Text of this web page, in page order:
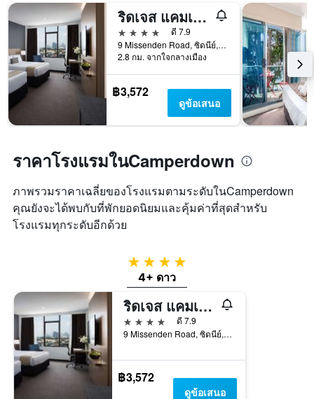
1
แกน
แสดง
ราคา
เฉลี่ย
ของ
ห้อง
พัก
ช่วง
สัปดาห์
นี้
พบ
ใน
ช่วง
จำนวน
วัน
ก่อน
การ
เข้า
พัก
แผนภูมิ
มี
Y
แกน
แแส
ราคา
เฉลี่ย
ของ
ริดเจส แคมเปอร์ดาวน์
4 ดาว
ดี 7.9
9 Missenden Road, ซิดนีย์, NSW, ออสเตรเลีย
2.8 กม. จากใจกลางเมือง
฿3,572
ดูข้อเสนอ
ราคาโรงแรมในCamperdown
ภาพรวมราคาเฉลี่ยของโรงแรมตามระดับในCamperdown
คุณยังจะได้พบกับที่พักยอดนิยมและคุ้มค่าที่สุดสำหรับ
โรงแรมทุกระดับอีกด้วย
4 ดาว
4+ ดาว
ริดเจส แคมเปอร์ดาวน์
4 ดาว
ดี 7.9
9 Missenden Road, ซิดนีย์, NSW, ออสเตรเลีย
฿3,572
ดูข้อเสนอ